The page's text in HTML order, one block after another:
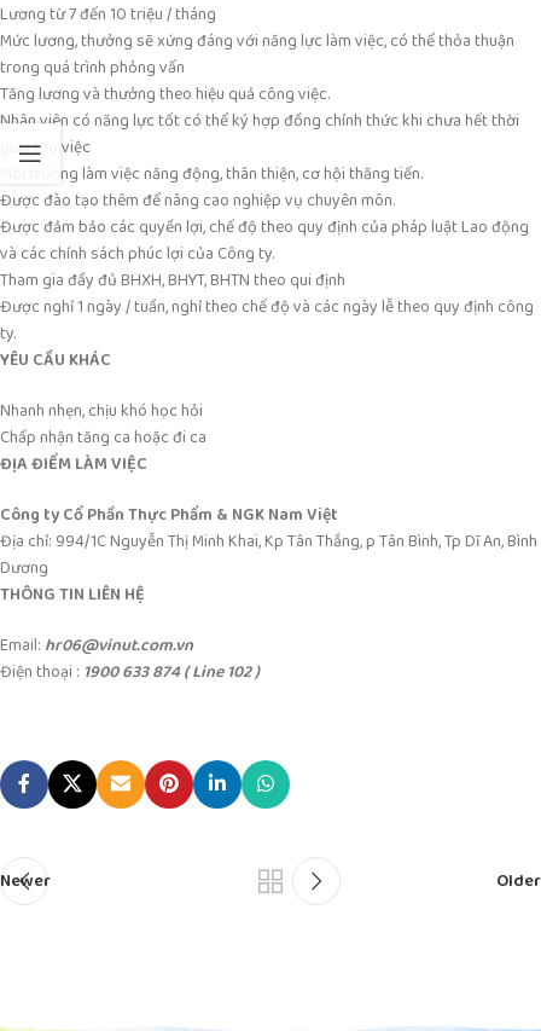
Lương từ 7 đến 10 triệu / tháng
Mức lương, thưởng sẽ xứng đáng với năng lực làm việc, có thể thỏa thuận
trong quá trình phỏng vấn
Tăng lương và thưởng theo hiệu quả công việc.
Nhân viên có năng lực tốt có thể ký hợp đồng chính thức khi chưa hết thời
gian thử việc
Môi trường làm việc năng động, thân thiện, cơ hội thăng tiến.
Được đào tạo thêm để nâng cao nghiệp vụ chuyên môn.
Được đảm bảo các quyền lợi, chế độ theo quy định của pháp luật Lao động
và các chính sách phúc lợi của Công ty.
Tham gia đầy đủ BHXH, BHYT, BHTN theo qui định
Được nghỉ 1 ngày / tuần, nghỉ theo chế độ và các ngày lễ theo quy định công
ty.
YÊU CẦU KHÁC
Nhanh nhẹn, chịu khó học hỏi
Chấp nhận tăng ca hoặc đi ca
ĐỊA ĐIỂM LÀM VIỆC
Công ty Cổ Phần Thực Phẩm & NGK Nam Việt
Địa chỉ: 994/1C Nguyễn Thị Minh Khai, Kp Tân Thắng, p Tân Bình, Tp Dĩ An, Bình
Dương
THÔNG TIN LIÊN HỆ
Email: hr06@vinut.com.vn
Điện thoại : 1900 633 874 ( Line 102 )
Newer Older